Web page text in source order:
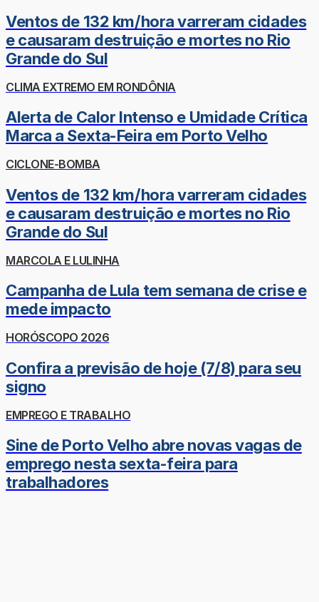
Ventos de 132 km/hora varreram cidades
e causaram destruição e mortes no Rio
Grande do Sul
CLIMA EXTREMO EM RONDÔNIA
Alerta de Calor Intenso e Umidade Crítica
Marca a Sexta-Feira em Porto Velho
CICLONE-BOMBA
Ventos de 132 km/hora varreram cidades
e causaram destruição e mortes no Rio
Grande do Sul
MARCOLA E LULINHA
Campanha de Lula tem semana de crise e
mede impacto
HORÓSCOPO 2026
Confira a previsão de hoje (7/8) para seu
signo
EMPREGO E TRABALHO
Sine de Porto Velho abre novas vagas de
emprego nesta sexta-feira para
trabalhadores